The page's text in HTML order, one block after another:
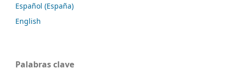
Español (España)
English
Palabras clave